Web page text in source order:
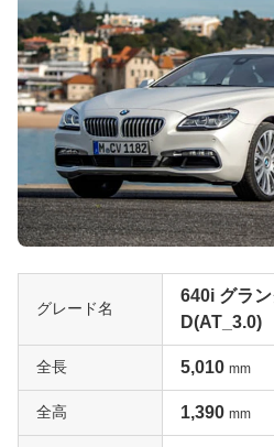
グレード名
640i グラ
D(AT_3.0)
全長 5,010 mm
全高 1,390 mm